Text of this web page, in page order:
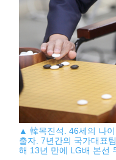
▲ 韓목진석. 46세의 나
출자. 7년간의 국가대표
해 13년 만에 LG배 본선